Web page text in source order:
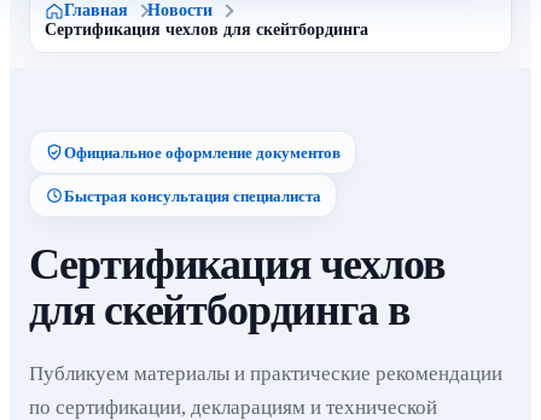
Главная
Новости
Сертификация чехлов для скейтбординга
Официальное оформление документов
Быстрая консультация специалиста
Сертификация чехлов
для скейтбординга в
Публикуем материалы и практические рекомендации
по сертификации, декларациям и технической